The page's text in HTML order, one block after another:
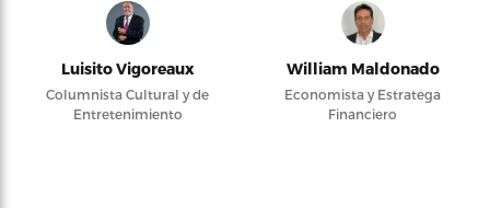
Luisito Vigoreaux
Columnista Cultural y de
Entretenimiento
William Maldonado
Economista y Estratega
Financiero